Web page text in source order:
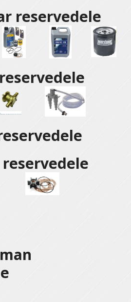
reservedele